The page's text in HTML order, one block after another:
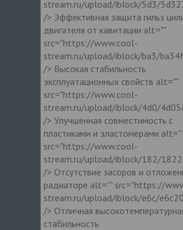
stream.ru/upload/iblock/5d3/
/> Эффективная защита гильз
двигателя от кавитации alt=""
src="https://www.cool-
stream.ru/upload/iblock/ba3/
/> Высокая стабильность
эксплуатационных свойств alt=""
src="https://www.cool-
stream.ru/upload/iblock/4d0/
/> Улучшенная совместимость с
пластиками и эластомерами alt=""
src="https://www.cool-
stream.ru/upload/iblock/182/
/> Отсутствие засоров и
радиаторе alt="" src="https://
stream.ru/upload/iblock/e6c/
/> Отличная
стабильность